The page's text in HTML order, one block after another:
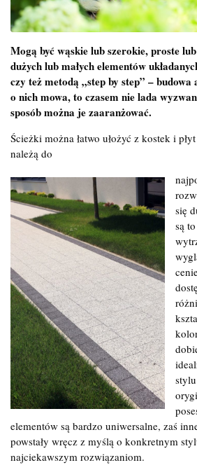
Mogą być wąskie lub szerokie, proste
dużych lub małych elementów
czy też metodą „step by step” –
o nich mowa, to czasem nie lada
sposób można je zaaranżować.
Ścieżki można łatwo ułożyć z kostek i
należą do
się
są
elementów są bardzo uniwersalne, zaś
powstały wręcz z myślą o konkretnym
najciekawszym rozwiązaniom.